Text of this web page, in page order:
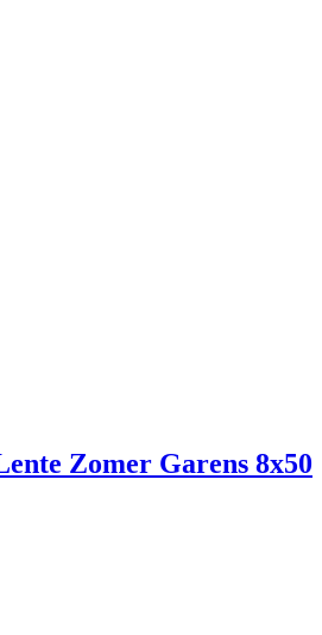
Zomer Garens 8x50